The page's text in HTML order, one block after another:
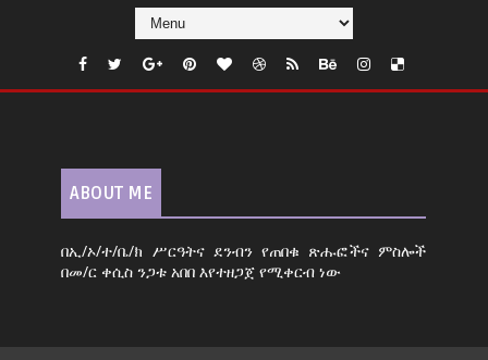
ABOUT ME
በኢ/ኦ/ተ/ቤ/ክ ሥርዓትና ደንብን የጠበቁ ጽሑፎችና ምስሎች
በመ/ር ቀሲስ ንጋቱ አበበ እየተዘጋጀ የሚቀርብ ነው